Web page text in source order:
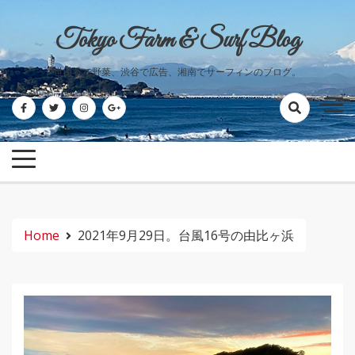
content
Tokyo Farm & Surf Blog
世田谷で野菜、渋谷で広告、湘南でサーフィンのブログ。
Home 2021年9月29日。台風16号の由比ヶ浜